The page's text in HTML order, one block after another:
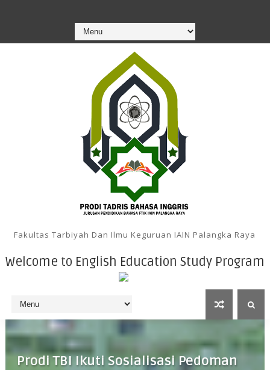
Fakultas Tarbiyah Dan Ilmu Keguruan IAIN Palangka Raya
Welcome to English Education Study Program
Prodi TBI Ikuti Sosialisasi Pedoman